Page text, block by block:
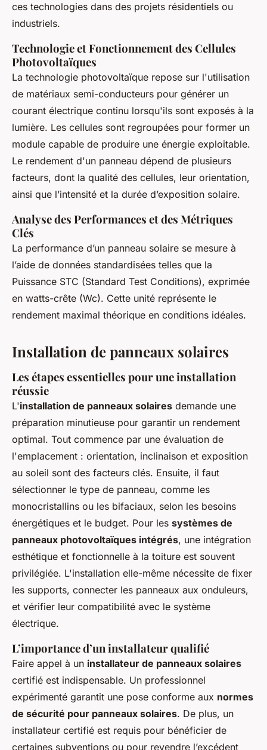
ces technologies dans des projets résidentiels ou
industriels.
Technologie et Fonctionnement des Cellules
Photovoltaïques
La technologie photovoltaïque repose sur l'utilisation
de matériaux semi-conducteurs pour générer un
courant électrique continu lorsqu'ils sont exposés à la
lumière. Les cellules sont regroupées pour former un
module capable de produire une énergie exploitable.
Le rendement d'un panneau dépend de plusieurs
facteurs, dont la qualité des cellules, leur orientation,
ainsi que l’intensité et la durée d’exposition solaire.
Analyse des Performances et des Métriques
Clés
La performance d’un panneau solaire se mesure à
l’aide de données standardisées telles que la
Puissance STC (Standard Test Conditions), exprimée
en watts-crête (Wc). Cette unité représente le
rendement maximal théorique en conditions idéales.
Installation de panneaux solaires
Les étapes essentielles pour une installation
réussie
L'installation de panneaux solaires demande une
préparation minutieuse pour garantir un rendement
optimal. Tout commence par une évaluation de
l'emplacement : orientation, inclinaison et exposition
au soleil sont des facteurs clés. Ensuite, il faut
sélectionner le type de panneau, comme les
monocristallins ou les bifaciaux, selon les besoins
énergétiques et le budget. Pour les systèmes de
panneaux photovoltaïques intégrés, une intégration
esthétique et fonctionnelle à la toiture est souvent
privilégiée. L'installation elle-même nécessite de fixer
les supports, connecter les panneaux aux onduleurs,
et vérifier leur compatibilité avec le système
électrique.
L’importance d’un installateur qualifié
Faire appel à un installateur de panneaux solaires
certifié est indispensable. Un professionnel
expérimenté garantit une pose conforme aux normes
de sécurité pour panneaux solaires. De plus, un
installateur certifié est requis pour bénéficier de
certaines subventions ou pour revendre l’excédent